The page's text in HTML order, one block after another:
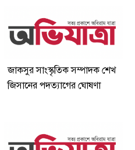
জাকসুর সাংস্কৃতিক সম্পাদক শেখ
জিসানের পদত্যাগের ঘোষণা